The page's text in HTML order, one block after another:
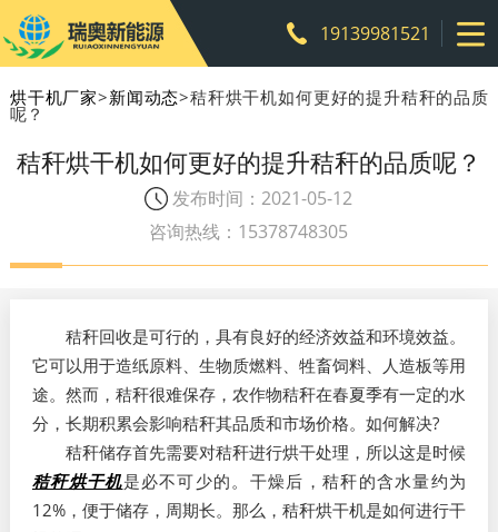
19139981521
烘干机厂家>新闻动态>秸秆烘干机如何更好的提升秸秆的品质
呢？
秸秆烘干机如何更好的提升秸秆的品质呢？
发布时间：2021-05-12
咨询热线：15378748305
秸秆回收是可行的，具有良好的经济效益和环境效益。
它可以用于造纸原料、生物质燃料、牲畜饲料、人造板等用
途。然而，秸秆很难保存，农作物秸秆在春夏季有一定的水
分，长期积累会影响秸秆其品质和市场价格。如何解决?
秸秆储存首先需要对秸秆进行烘干处理，所以这是时候
秸秆烘干机是必不可少的。干燥后，秸秆的含水量约为
12%，便于储存，周期长。那么，秸秆烘干机是如何进行干